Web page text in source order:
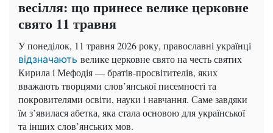
весілля: що принесе велике церковне
свято 11 травня
У понеділок, 11 травня 2026 року, православні українці
відзначають велике церковне свято на честь святих
Кирила і Мефодія — братів-просвітителів, яких
вважають творцями слов’янської писемності та
покровителями освіти, науки і навчання. Саме завдяки
їм з’явилася абетка, яка стала основою для української
та інших слов’янських мов.